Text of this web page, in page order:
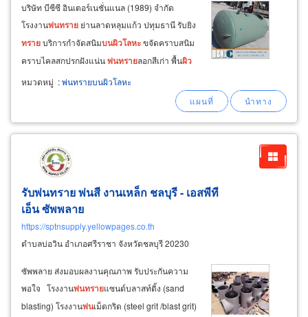
บริษัท บีซีซี อินเตอร์เนชั่นแนล (1989) จำกัด
โรงงานพ่นทราย ย่านลาดหลุมแก้ว ปทุมธานี รับยิง
ทรายบริการกำจัดสนิมบนผิวโลหะขจัดคราบสนิม
คราบไคลสกปรกฝังแน่นพ่นทรายลอกสีเก่า พื้นผิว
เหล็กและ โลหะสะอาด ทั้งจุดเชื่อมต่อรวมถึงซอกมุม
สีกันสนิมและพ่นสี
ทับหน้าตามสเปค
หมวดหมู่ :พ่นทรายบนผิวโลหะ
รับพ่นทราย พ่นสี งานเหล็ก ชลบุรี - เอสพีที
เอ็น ซัพพลาย
https://sptnsupply.yellowpages.co.th
ตำบลบ่อวิน อำเภอศรีราชา จังหวัดชลบุรี 20230
ซัพพลาย ส่งมอบผลงานคุณภาพ รับประกันความ
พอใจ โรงงานพ่นทรายแซนด์บลาสท์ติ้ง (sand
blasting) โรงงานพ่นเม็ดกริด (steel grit /blast grit)